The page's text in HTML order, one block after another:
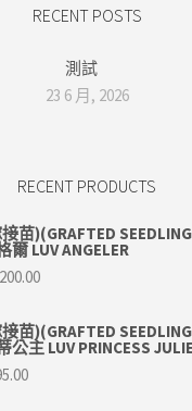
RECENT POSTS
測試
23 6 月, 2026
RECENT PRODUCTS
苗)(GRAFTED
爾 LUV ANGELER
苗)(GRAFTED
公主 LUV PRINCESS JULIE